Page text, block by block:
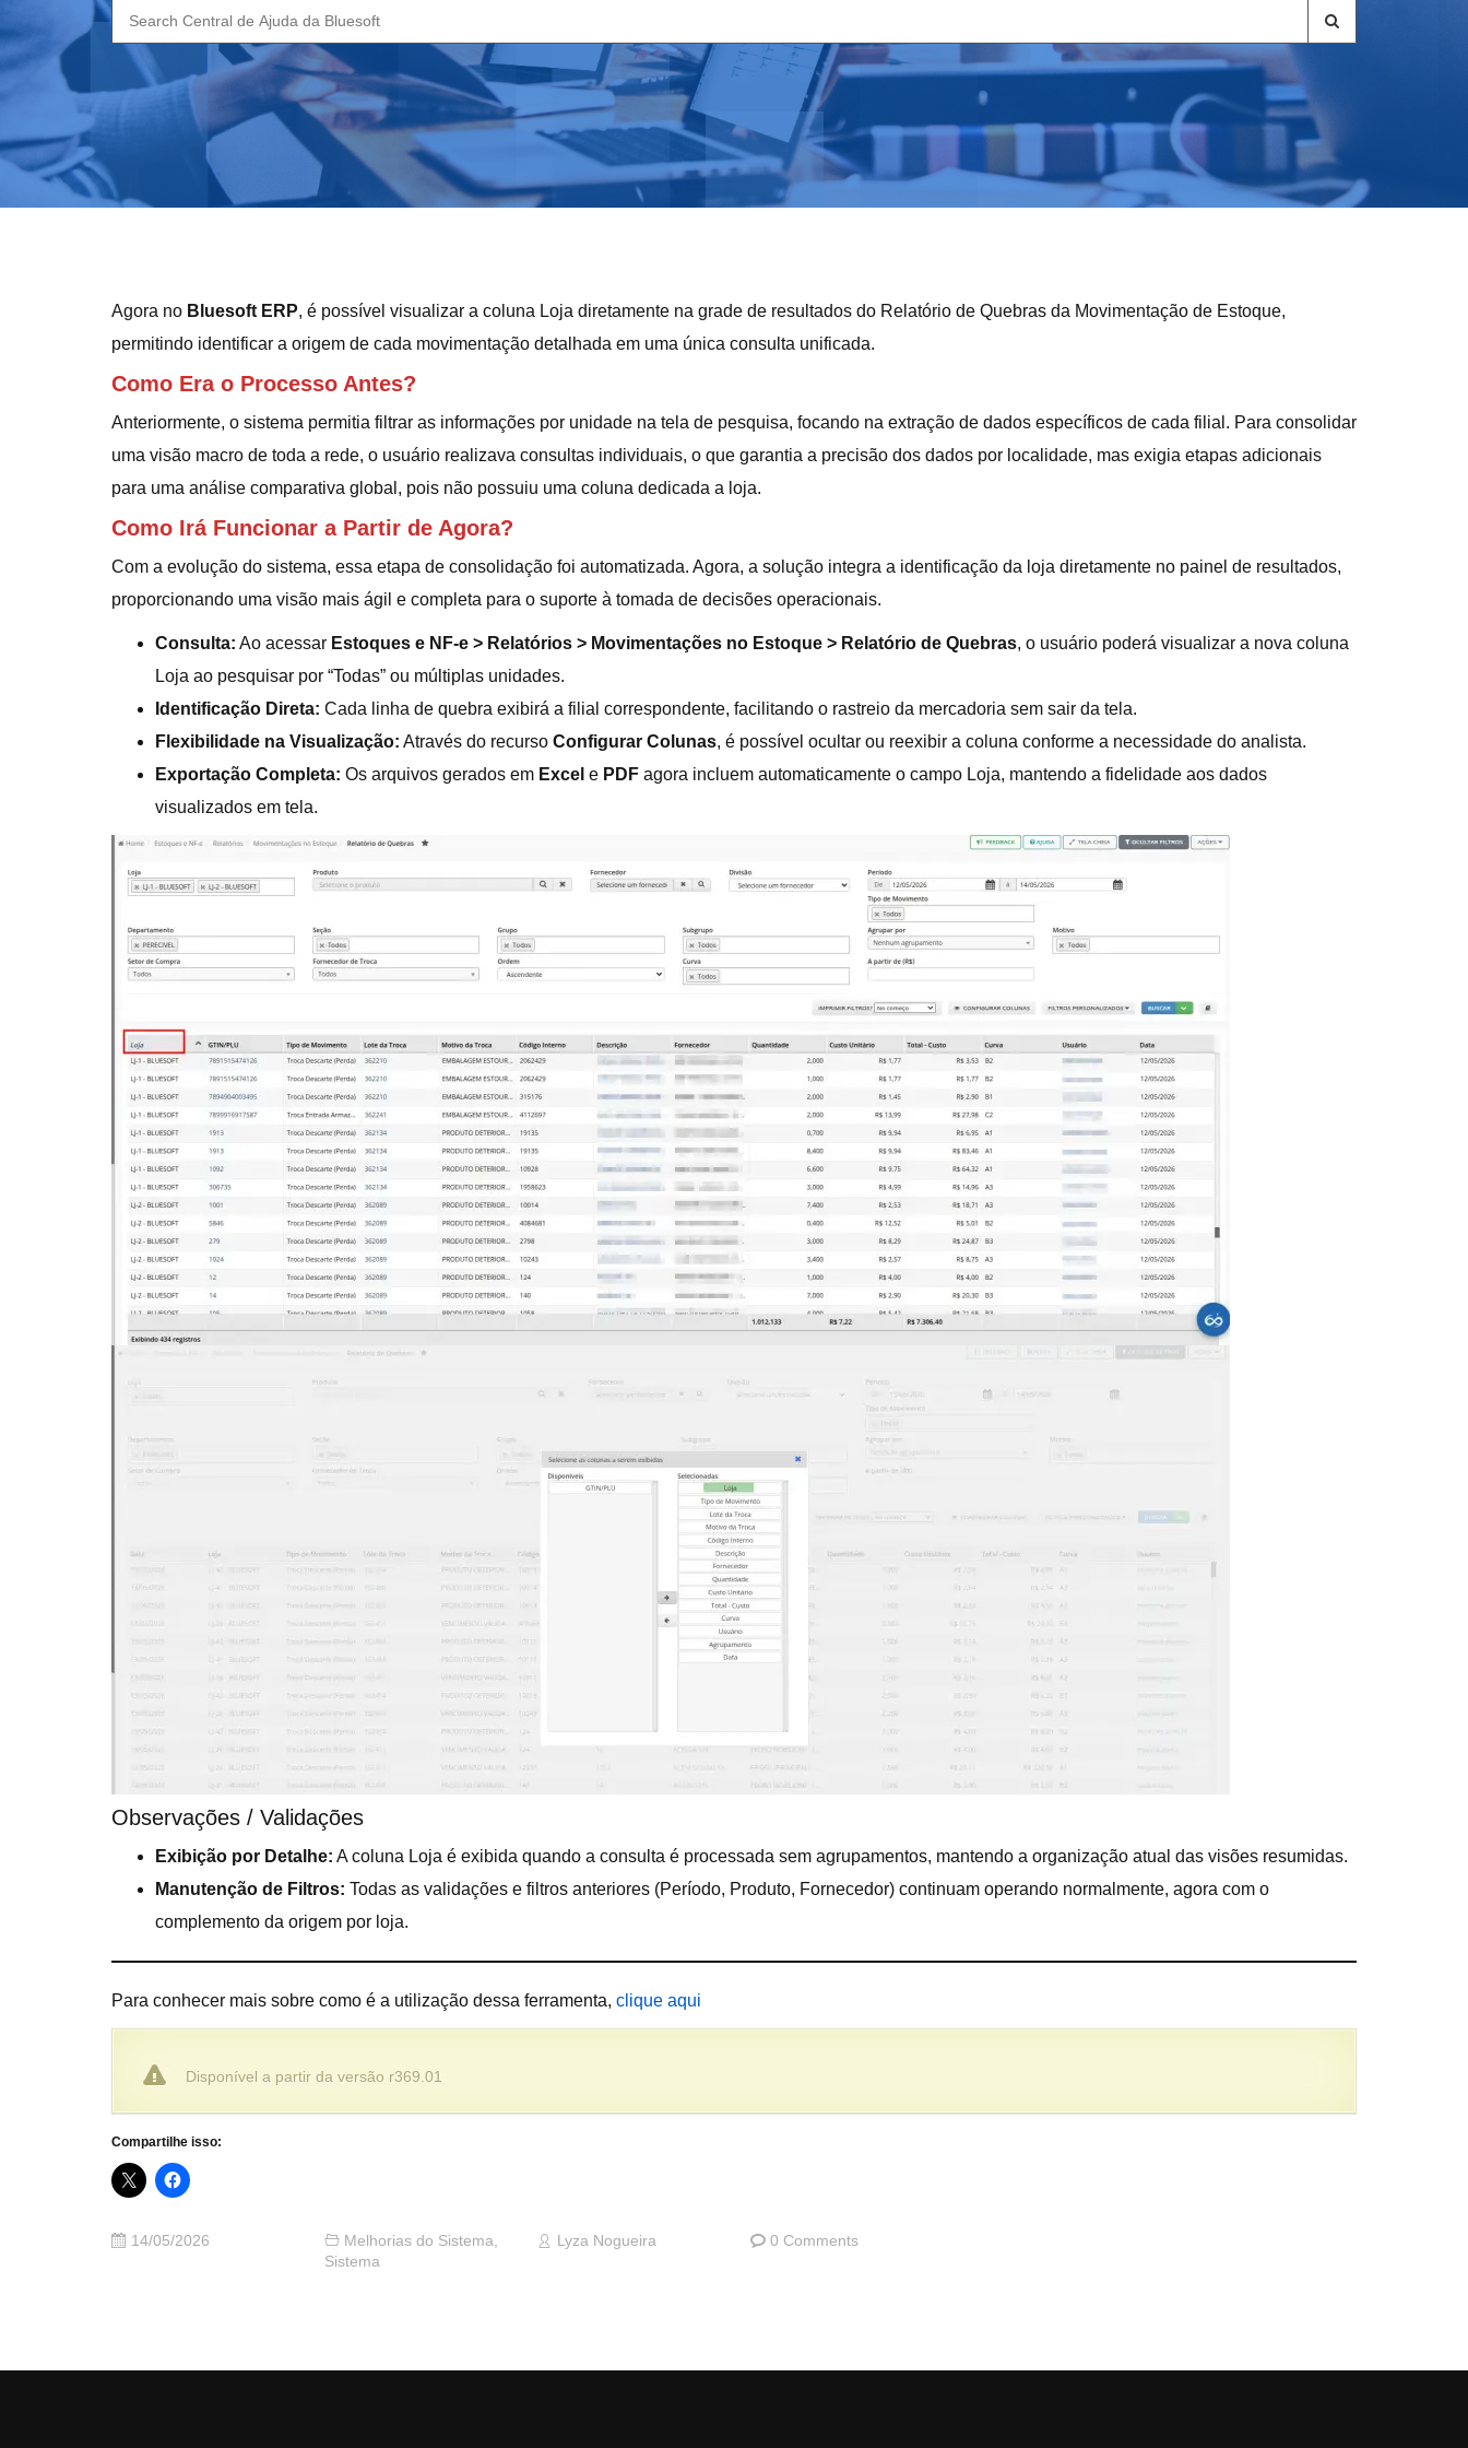
Search
for:
Agora no Bluesoft ERP, é possível visualizar a coluna Loja diretamente na grade de resultados do Relatório de Quebras da Movimentação de Estoque,
permitindo identificar a origem de cada movimentação detalhada em uma única consulta unificada.
Como Era o Processo Antes?
Anteriormente, o sistema permitia filtrar as informações por unidade na tela de pesquisa, focando na extração de dados específicos de cada filial. Para consolidar
uma visão macro de toda a rede, o usuário realizava consultas individuais, o que garantia a precisão dos dados por localidade, mas exigia etapas adicionais
para uma análise comparativa global, pois não possuiu uma coluna dedicada a loja.
Como Irá Funcionar a Partir de Agora?
Com a evolução do sistema, essa etapa de consolidação foi automatizada. Agora, a solução integra a identificação da loja diretamente no painel de resultados,
proporcionando uma visão mais ágil e completa para o suporte à tomada de decisões operacionais.
Consulta: Ao acessar Estoques e NF-e > Relatórios > Movimentações no Estoque > Relatório de Quebras, o usuário poderá visualizar a nova coluna
Loja ao pesquisar por “Todas” ou múltiplas unidades.
Identificação Direta: Cada linha de quebra exibirá a filial correspondente, facilitando o rastreio da mercadoria sem sair da tela.
Flexibilidade na Visualização: Através do recurso Configurar Colunas, é possível ocultar ou reexibir a coluna conforme a necessidade do analista.
Exportação Completa: Os arquivos gerados em Excel e PDF agora incluem automaticamente o campo Loja, mantendo a fidelidade aos dados
visualizados em tela.
Observações / Validações
Exibição por Detalhe: A coluna Loja é exibida quando a consulta é processada sem agrupamentos, mantendo a organização atual das visões resumidas.
Manutenção de Filtros: Todas as validações e filtros anteriores (Período, Produto, Fornecedor) continuam operando normalmente, agora com o
complemento da origem por loja.
Para conhecer mais sobre como é a utilização dessa ferramenta, clique aqui
Disponível a partir da versão r369.01
Compartilhe isso:
14/05/2026 Melhorias do Sistema,
Sistema
Lyza Nogueira 0 Comments